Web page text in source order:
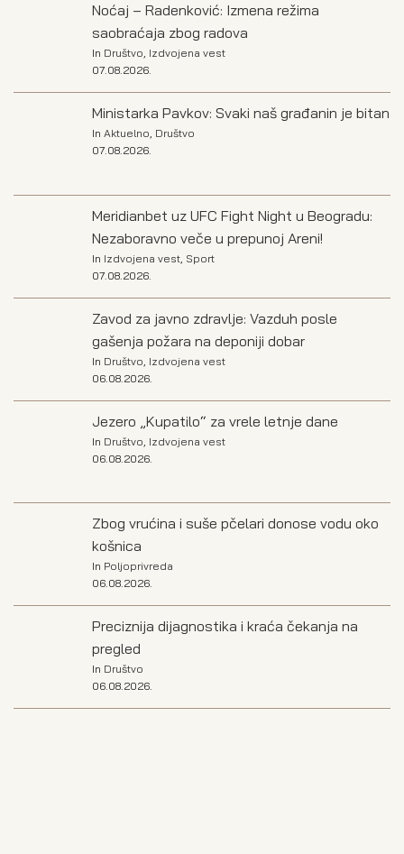
Noćaj – Radenković: Izmena režima
saobraćaja zbog radova
In Društvo, Izdvojena vest
07.08.2026.
Ministarka Pavkov: Svaki naš građanin je bitan
In Aktuelno, Društvo
07.08.2026.
Meridianbet uz UFC Fight Night u Beogradu:
Nezaboravno veče u prepunoj Areni!
In Izdvojena vest, Sport
07.08.2026.
Zavod za javno zdravlje: Vazduh posle
gašenja požara na deponiji dobar
In Društvo Izdvojena vest
06.08.2026.
Jezero „Kupatilo“ za vrele letnje dane
In Društvo Izdvojena vest
06.08.2026.
Zbog vrućina i suše pčelari donose vodu oko
košnica
In Poljoprivreda
06.08.2026.
Preciznija dijagnostika i kraća čekanja na
pregled
In Društvo
06.08.2026.